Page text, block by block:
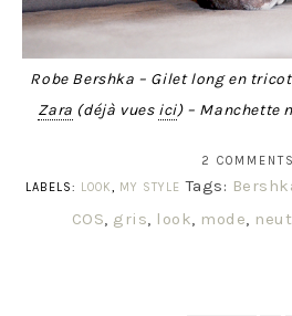
Robe Bershka – Gilet long en
Zara (déjà vues ici) – Manchette
2 COMMENTS
LABELS:
LOOK, MY STYLE Tags:
COS, gris, look, mode,